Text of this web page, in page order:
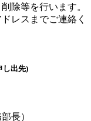
除等を行います。
レスまでご連絡く
し出先)
長）